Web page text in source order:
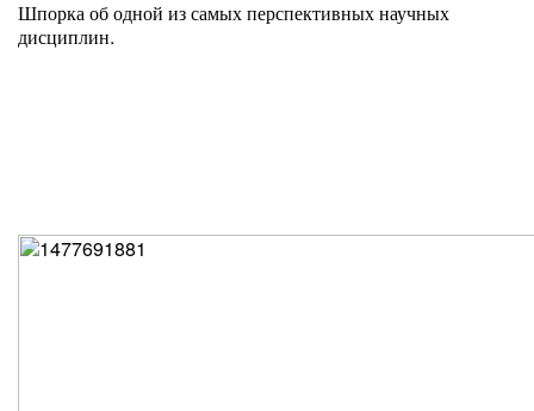
Шпорка об одной из самых перспективных научных
дисциплин.